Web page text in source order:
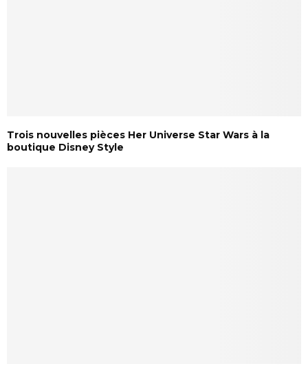
Trois nouvelles pièces Her Universe Star Wars à la
boutique Disney Style